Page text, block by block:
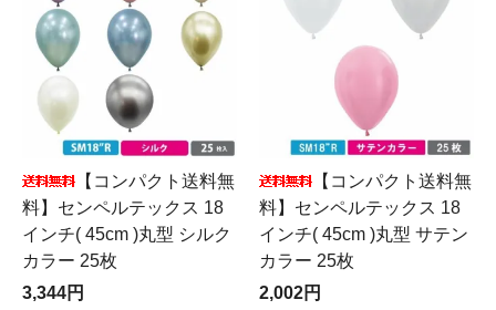
【コンパクト送料無
料】センペルテックス 18
インチ( 45cm )丸型 シルク
カラー 25枚
3,344円
【コンパクト送料無
料】センペルテックス 18
インチ( 45cm )丸型 サテン
カラー 25枚
2,002円